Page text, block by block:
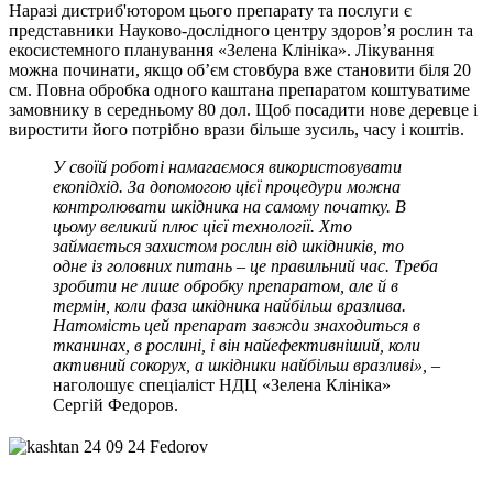
Наразі дистриб'ютором цього препарату та послуги є
представники Науково-дослідного центру здоров’я рослин та
екосистемного планування «Зелена Клініка». Лікування
можна починати, якщо об’єм стовбура вже становити біля 20
см. Повна обробка одного каштана препаратом коштуватиме
замовнику в середньому 80 дол. Щоб посадити нове деревце і
виростити його потрібно врази більше зусиль, часу і коштів.
У своїй роботі намагаємося використовувати
екопідхід. За допомогою цієї процедури можна
контролювати шкідника на самому початку. В
цьому великий плюс цієї технології. Хто
займається захистом рослин від шкідників, то
одне із головних питань – це правильний час. Треба
зробити не лише обробку препаратом, але й в
термін, коли фаза шкідника найбільш вразлива.
Натомість цей препарат завжди знаходиться в
тканинах, в рослині, і він найефективніший, коли
активний сокорух, а шкідники найбільш вразливі», –
наголошує спеціаліст НДЦ «Зелена Клініка»
Сергій Федоров.